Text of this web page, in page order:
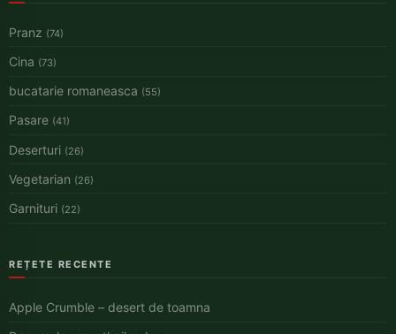
Pranz (74)
Cina (73)
bucatarie romaneasca (55)
Pasare (41)
Deserturi (26)
Vegetarian (26)
Garnituri (22)
REȚETE RECENTE
Apple Crumble – desert de toamna